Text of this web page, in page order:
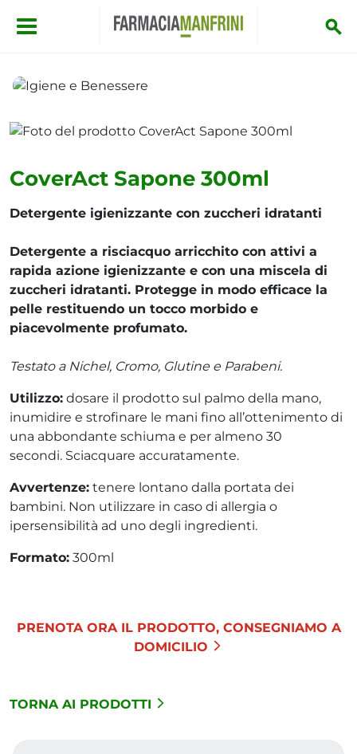
CoverAct Sapone 300ml
Detergente igienizzante con zuccheri idratanti
Detergente a risciacquo arricchito con attivi a
rapida azione igienizzante e con una miscela di
zuccheri idratanti. Protegge in modo efficace la
pelle restituendo un tocco morbido e
piacevolmente profumato.
Testato a Nichel, Cromo, Glutine e Parabeni.
Utilizzo: dosare il prodotto sul palmo della mano,
inumidire e strofinare le mani fino all’ottenimento di
una abbondante schiuma e per almeno 30
secondi. Sciacquare accuratamente.
Avvertenze: tenere lontano dalla portata dei
bambini. Non utilizzare in caso di allergia o
ipersensibilità ad uno degli ingredienti.
Formato: 300ml
PRENOTA ORA IL PRODOTTO, CONSEGNIAMO A
DOMICILIO
TORNA AI PRODOTTI